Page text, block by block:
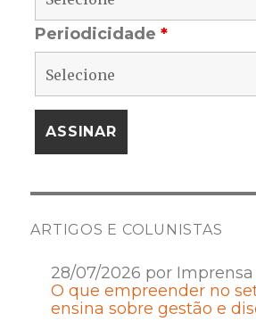
Periodicidade*
ARTIGOS E COLUNISTAS
28/07/2026 por Imprensa
O que empreender no
ensina sobre gestão e